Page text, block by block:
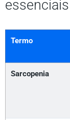
essenciais
Termo
Sarcopenia